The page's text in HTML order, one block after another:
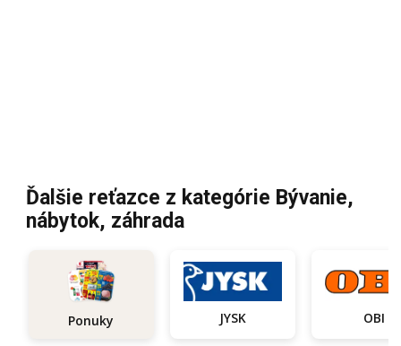
Ďalšie reťazce z kategórie Bývanie,
nábytok, záhrada
Ponuky JYSK OBI